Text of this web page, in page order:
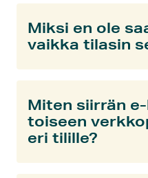
Miksi en ole
vaikka tilasin
Miten siirrän
toiseen
eri tilille?